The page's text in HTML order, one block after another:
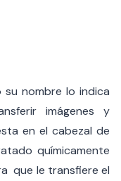
nombre lo indica
imágenes y
en el cabezal de
químicamente
que le transfiere el